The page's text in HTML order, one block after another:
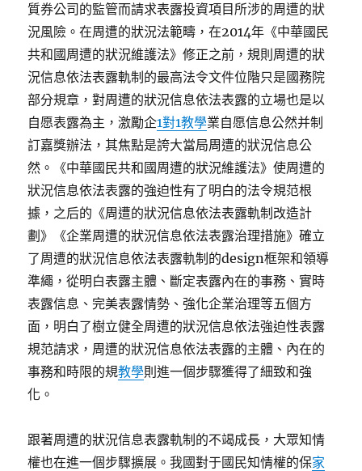
質券公司的監管而請求表露投資項目所涉的周遭的狀
況風險。在周遭的狀況法範疇，在2014年《中華國民
共和國周遭的狀況維護法》修正之前，規則周遭的狀
況信息依法表露軌制的最高法令文件位階只是國務院
部分規章，對周遭的狀況信息依法表露的立場也是以
自愿表露為主，激勵企1對1教學業自愿信息公然并制
訂嘉獎辦法，其焦點是誇大當局周遭的狀況信息公
然。《中華國民共和國周遭的狀況維護法》使周遭的
狀況信息依法表露的強迫性有了明白的法令規范根
據，之后的《周遭的狀況信息依法表露軌制改造計
劃》《企業周遭的狀況信息依法表露治理措施》確立
了周遭的狀況信息依法表露軌制的design框架和領導
準繩，從明白表露主體、斷定表露內在的事務、實時
表露信息、完美表露情勢、強化企業治理等五個方
面，明白了樹立健全周遭的狀況信息依法強迫性表露
規范請求，周遭的狀況信息依法表露的主體、內在的
事務和時限的規教學則進一個步驟獲得了細致和強
化。
跟著周遭的狀況信息表露軌制的不竭成長，大眾知情
權也在進一個步驟擴展。我國對于國民知情權的保家